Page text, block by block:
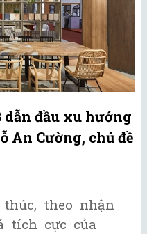
đầu xu hướng
An Cường, chủ đề
theo nhận
tích cực của